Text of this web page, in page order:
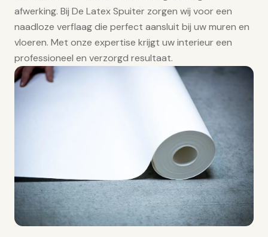
afwerking. Bij De Latex Spuiter zorgen wij voor een
naadloze verflaag die perfect aansluit bij uw muren en
vloeren. Met onze expertise krijgt uw interieur een
professioneel en verzorgd resultaat.